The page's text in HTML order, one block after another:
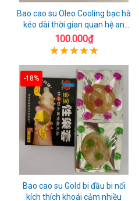
Bao cao su Oleo Cooling bạc hà
kéo dài thời gian quan hệ an
toàn
100.000₫
-18%
Bao cao su Gold bi đầu bi nổi
kích thích khoái cảm nhiều